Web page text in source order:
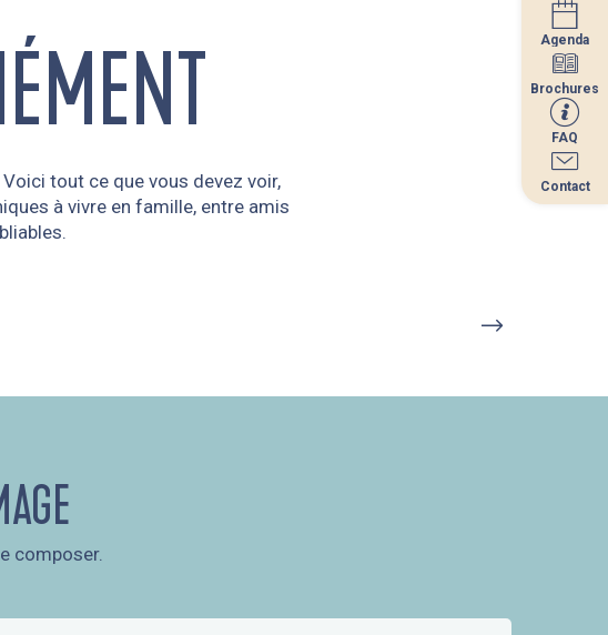
Agenda
Brochures
FAQ
Contact
tout ce que vous devez voir,
à vivre en famille, entre amis
LES PLAGES
composer.